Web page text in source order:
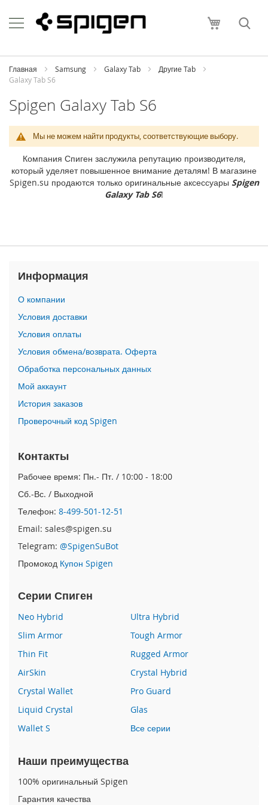
to
Content
Моя
h
o
n
i
P
h
o
e
1
a
i
P
h
o
n
e
1
P
r
i
o
e
A
i
r
i
P
o
e
1
7
i
P
h
o
e
1
P
M
x
Главная Samsung Galaxy Tab
Другие Tab
Galaxy Tab S6
Spigen Galaxy Tab S6
Мы не можем найти продукты, соответствующие выбору.
Компания Спиген заслужила репутацию производителя,
который уделяет повышенное внимание деталям! В магазине
Spigen.su продаются только оригинальные аксессуары Spigen
Galaxy Tab S6!
Информация
О компании
Условия доставки
Условия оплаты
Условия обмена/возврата. Оферта
Обработка персональных данных
Мой аккаунт
История заказов
Проверочный код Spigen
Контакты
Рабочее время: Пн.- Пт. / 10:00 - 18:00
Сб.-Вс. / Выходной
Телефон: 8-499-501-12-51
Email: sales@spigen.su
Telegram: @SpigenSuBot
Промокод Купон Spigen
Серии Спиген
Neo Hybrid
Ultra Hybrid
Slim Armor
Tough Armor
Thin Fit
Rugged Armor
AirSkin
Crystal Hybrid
Crystal Wallet
Pro Guard
Liquid Crystal
Glas
Wallet S
Все серии
Наши преимущества
100% оригинальный Spigen
Гарантия качества